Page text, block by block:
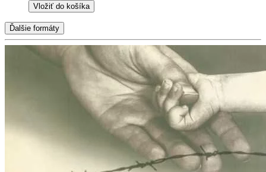
Vložiť do košíka
Ďalšie formáty